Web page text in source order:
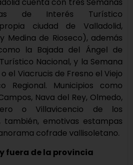
cuenta con tres Semanas
de Interés Turístico
ciudad de Valladolid,
Medina de Rioseco), además
la Bajada del Ángel de
Nacional, y la Semana
el Viacrucis de Fresno el Viejo
Regional. Municipios como
Nava del Rey, Olmedo,
o Villavicencio de los
también, emotivas estampas
cofrade vallisoletano.
fuera de la provincia